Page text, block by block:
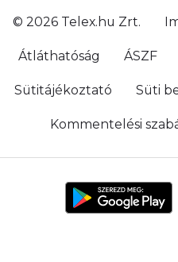
© 2026 Telex.hu Zrt.
Átláthatóság ÁSZF
Sütitájékoztató Süti
Kommentelési